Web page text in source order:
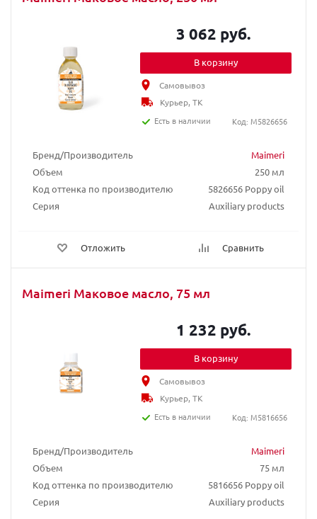
Бренд/Производитель
Maimeri
Объем
250 мл
Код оттенка по производителю
5826656 Poppy oil
Серия
Auxiliary products
Отложить Сравнить
3 062 руб.
В корзину
Самовывоз
Курьер, ТК
Есть в наличии
Код: M5826656
Maimeri Маковое масло, 75 мл
Бренд/Производитель
Maimeri
Объем
75 мл
Код оттенка по производителю
5816656 Poppy oil
Серия
Auxiliary products
1 232 руб.
В корзину
Самовывоз
Курьер, ТК
Есть в наличии
Код: M5816656